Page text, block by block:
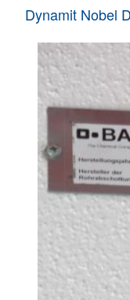
Dynamit Nobel